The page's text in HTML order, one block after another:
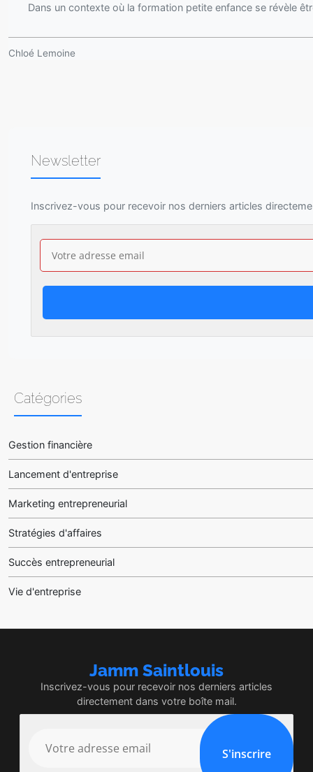
Dans un contexte où la formation petite enfance se révèle
Chloé Lemoine
Newsletter
Inscrivez-vous pour recevoir nos derniers articles
Catégories
Gestion financière
Lancement d'entreprise
Marketing entrepreneurial
Stratégies d'affaires
Succès entrepreneurial
Vie d'entreprise
Jamm Saintlouis
Inscrivez-vous pour recevoir nos derniers articles
directement dans votre boîte mail.
S'inscrire